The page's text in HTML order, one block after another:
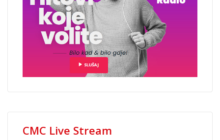
CMC Live Stream